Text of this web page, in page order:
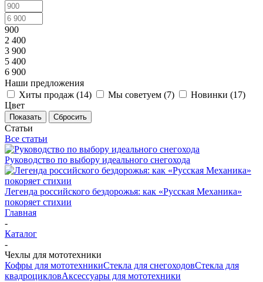
900
2 400
3 900
5 400
6 900
Наши предложения
Хиты продаж (14) Мы советуем (7) Новинки (17)
Цвет
Показать Сбросить
Статьи
Все статьи
Руководство по выбору идеального снегохода
Легенда российского бездорожья: как «Русская Механика»
покоряет стихии
Главная
-
Каталог
-
Чехлы для мототехники
Кофры для мототехникиСтекла для снегоходовСтекла для
квадроцикловАксессуары для мототехники